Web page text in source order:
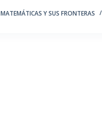
MATEMÁTICAS Y SUS FRONTERAS